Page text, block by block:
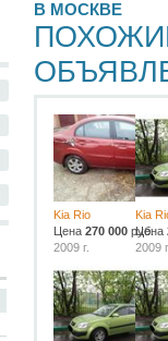
В МОСКВЕ
Kia Rio
Цена 270 000 руб.
2009 г.
Kia
Цена
2009